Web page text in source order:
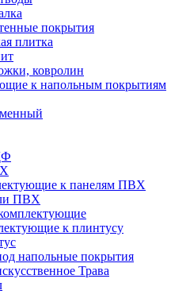
покрытия
плитка
ковролин
к напольным покрытиям
к панелям ПВХ
ПВХ
к плинтусу
напольные покрытия
Трава